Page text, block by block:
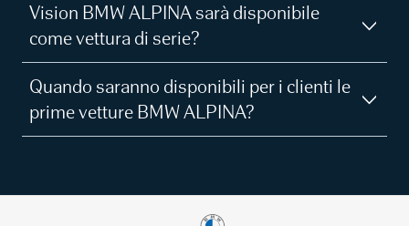
Vision BMW ALPINA sarà disponibile
come vettura di serie?
Quando saranno disponibili per i clienti le
prime vetture BMW ALPINA?